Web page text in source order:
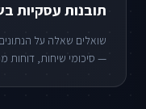
תובנות עסקיות
שואלים שאלה על
— סיכומי שיחות, דוחות